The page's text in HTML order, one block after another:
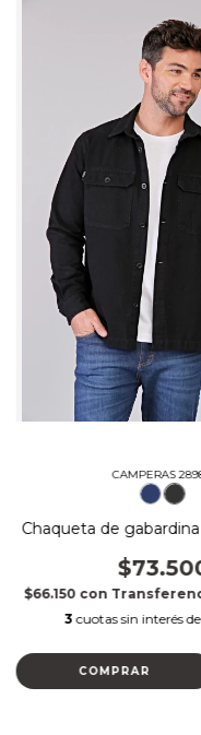
CAMPERAS
Chaqueta de
$66.150 con
3 cuotas sin interés de
COMPRAR